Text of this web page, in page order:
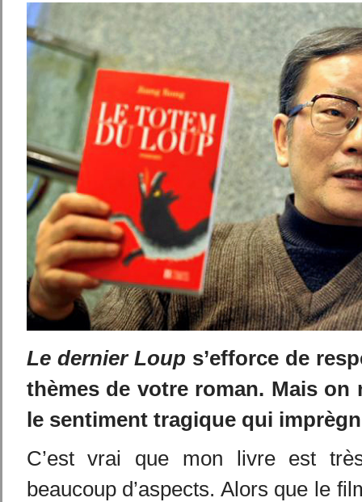
Le dernier Loup s’efforce de
thèmes de votre roman. Mais on
le sentiment tragique qui
C’est vrai que mon livre est
beaucoup d’aspects. Alors que le